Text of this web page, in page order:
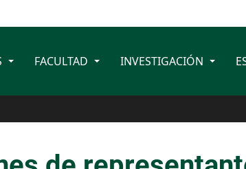
FACULTAD INVESTIGACIÓN